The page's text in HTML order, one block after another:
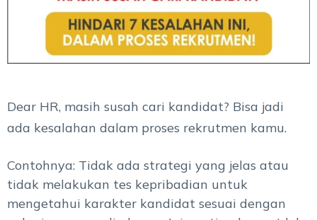
Dear HR, masih susah cari kandidat? Bisa jadi
ada kesalahan dalam proses rekrutmen kamu.
Contohnya: Tidak ada strategi yang jelas atau
tidak melakukan tes kepribadian untuk
mengetahui karakter kandidat sesuai dengan